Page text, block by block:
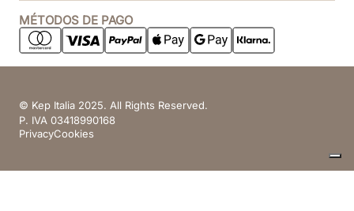
MÉTODOS DE PAGO
© Kep Italia 2025. All Rights Reserved.
P. IVA 03418990168
PrivacyCookies